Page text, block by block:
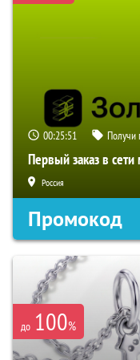
00:25:50 Получи
Первый заказ в
Россия
Промокод
до 100%